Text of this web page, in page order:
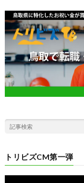
トリビズCM第一弾